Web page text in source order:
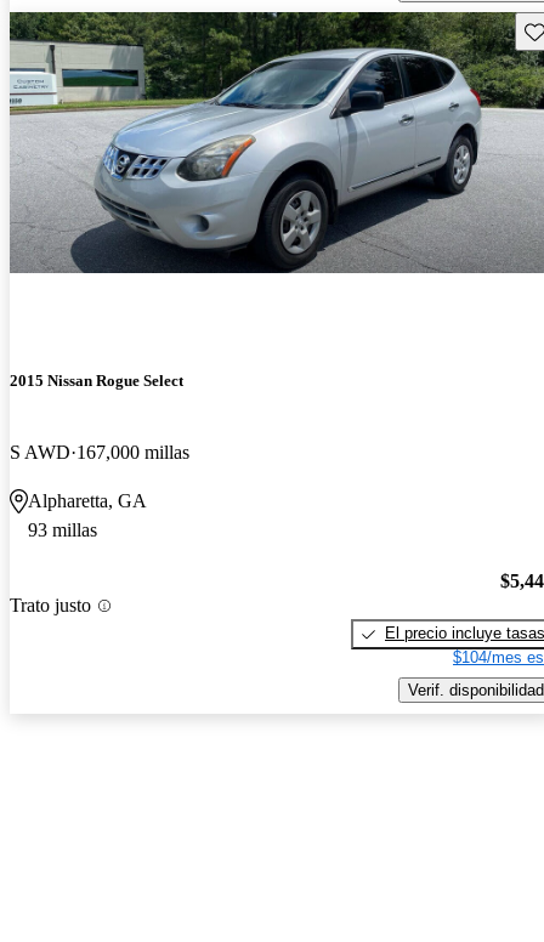
2015 Nissan Rogue Select
S AWD 167,000 millas
Alpharetta, GA
93 millas
Trato justo
El precio incluye tasas
$104/mes
Verif. disponibilidad